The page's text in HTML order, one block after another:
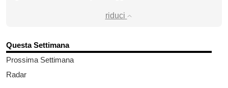
riduci
Questa Settimana
Prossima Settimana
Radar